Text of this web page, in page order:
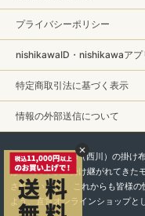
プライバシーポリシー
nishikawaID・nishikawaアプ
特定商取引法に基づく表示
情報の外部送信について
私たちnishikawa（西川）の掛け
は、450年以上受け継がれてきた
されています。 これからも皆様
よう、直営オンラインショップと